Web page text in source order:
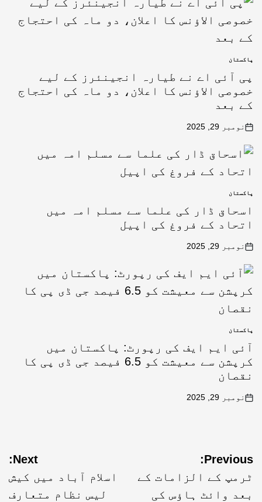
پاکستان
پی آئی اے نے طیارہ انجینئرز کے لیے
خصوصی الاؤنس کا اعلان، دو ماہ کی احتجاج
کے بعد
نومبر 29, 2025
پاکستان
اسحاق ڈار کی علما سے مسلم امہ میں
اتحاد کے فروغ کی اپیل
نومبر 29, 2025
پاکستان
آئی ایم ایف کی رپورٹ: پاکستان میں
کرپشن سے معیشت کو 6.5 فیصد جی ڈی پی کا
نقصان
نومبر 29, 2025
Previous:
ٹرمپ کے الزامات کے
بعد وائٹ ہاؤس کی
Next:
اسلام آباد میں کیش
لیس نظام متعارف